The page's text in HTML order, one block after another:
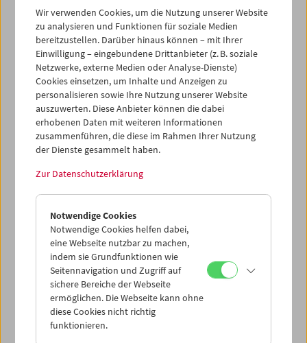
23
25 27
29
30
01 02 03 04 05
iCalender
Programmheft-PDF
English language or subtitles
< Vorherige Woche
Mo 9.4.
Di 10.4.
Mi 11.4.
Do 12.4.
Wir verwenden Cookies, um die Nutzung unserer Website
zu analysieren und Funktionen für soziale Medien
bereitzustellen. Darüber hinaus können – mit Ihrer
Einwilligung – eingebundene Drittanbieter (z. B. soziale
Netzwerke, externe Medien oder Analyse-Dienste)
Cookies einsetzen, um Inhalte und Anzeigen zu
personalisieren sowie Ihre Nutzung unserer Website
auszuwerten. Diese Anbieter können die dabei
erhobenen Daten mit weiteren Informationen
zusammenführen, die diese im Rahmen Ihrer Nutzung
der Dienste gesammelt haben.
Zur Datenschutzerklärung
Notwendige Cookies
Notwendige Cookies helfen dabei,
eine Webseite nutzbar zu machen,
indem sie Grundfunktionen wie
Seitennavigation und Zugriff auf
sichere Bereiche der Webseite
ermöglichen. Die Webseite kann ohne
diese Cookies nicht richtig
funktionieren.